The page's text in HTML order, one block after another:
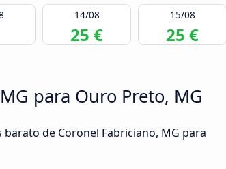
14/08
25 €
15/08
25 €
para Ouro Preto, MG
de Coronel Fabriciano, MG para